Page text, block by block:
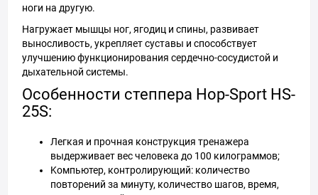
ноги на другую.
Нагружает мышцы ног, ягодиц и спины, развивает
выносливость, укрепляет суставы и способствует
улучшению функционирования сердечно-сосудистой и
дыхательной системы.
Особенности степпера Hop-Sport HS-
25S:
Легкая и прочная конструкция тренажера
выдерживает вес человека до 100 килограммов;
Koмпьютер, контролирующий: количество
повторений за минуту, количество шагов, время,